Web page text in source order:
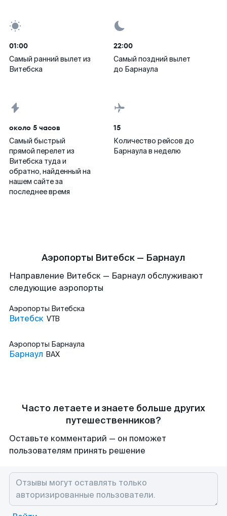
01:00
Самый ранний вылет из
Витебска
22:00
Самый поздний вылет
до Барнаула
около 5 часов
Самый быстрый
прямой перелет из
Витебска туда и
обратно, найденный на
нашем сайте за
последнее время
15
Количество рейсов до
Барнаула в неделю
Аэропорты Витебск — Барнаул
Направление Витебск — Барнаул обслуживают
следующие аэропорты
Аэропорты Витебска
Витебск VTB
Аэропорты Барнаула
Барнаул BAX
Часто летаете и знаете больше других
путешественников?
Оставьте комментарий — он поможет
пользователям принять решение